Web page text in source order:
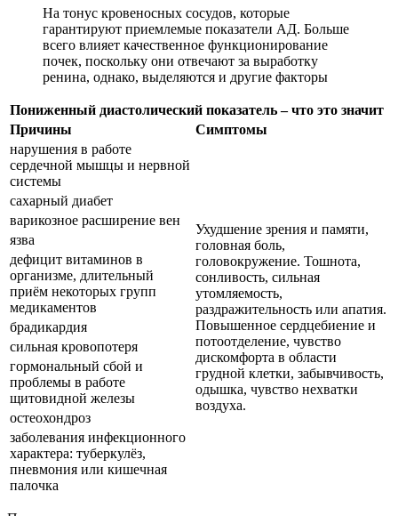
На тонус кровеносных сосудов, которые
гарантируют приемлемые показатели АД. Больше
всего влияет качественное функционирование
почек, поскольку они отвечают за выработку
ренина, однако, выделяются и другие факторы
Пониженный диастолический показатель – что это значит
Причины
Симптомы
нарушения в работе
сердечной мышцы и нервной
системы
Ухудшение зрения и памяти,
головная боль,
головокружение. Тошнота,
сонливость, сильная
утомляемость,
раздражительность или апатия.
Повышенное сердцебиение и
потоотделение, чувство
дискомфорта в области
грудной клетки, забывчивость,
одышка, чувство нехватки
воздуха.
сахарный диабет
варикозное расширение вен
язва
дефицит витаминов в
организме, длительный
приём некоторых групп
медикаментов
брадикардия
сильная кровопотеря
гормональный сбой и
проблемы в работе
щитовидной железы
остеохондроз
заболевания инфекционного
характера: туберкулёз,
пневмония или кишечная
палочка